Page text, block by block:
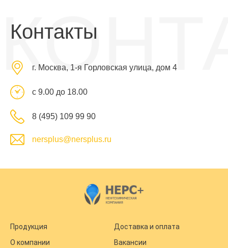
Контакты
г. Москва, 1-я Горловская улица, дом 4
с 9.00 до 18.00
8 (495) 109 99 90
nersplus@nersplus.ru
Продукция
Доставка и оплата
О компании
Вакансии